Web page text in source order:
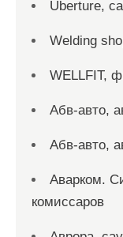
Uberture,
Welding
WELLFIT,
Абв-авто,
Абв-авто,
Аварком.
комиссаров